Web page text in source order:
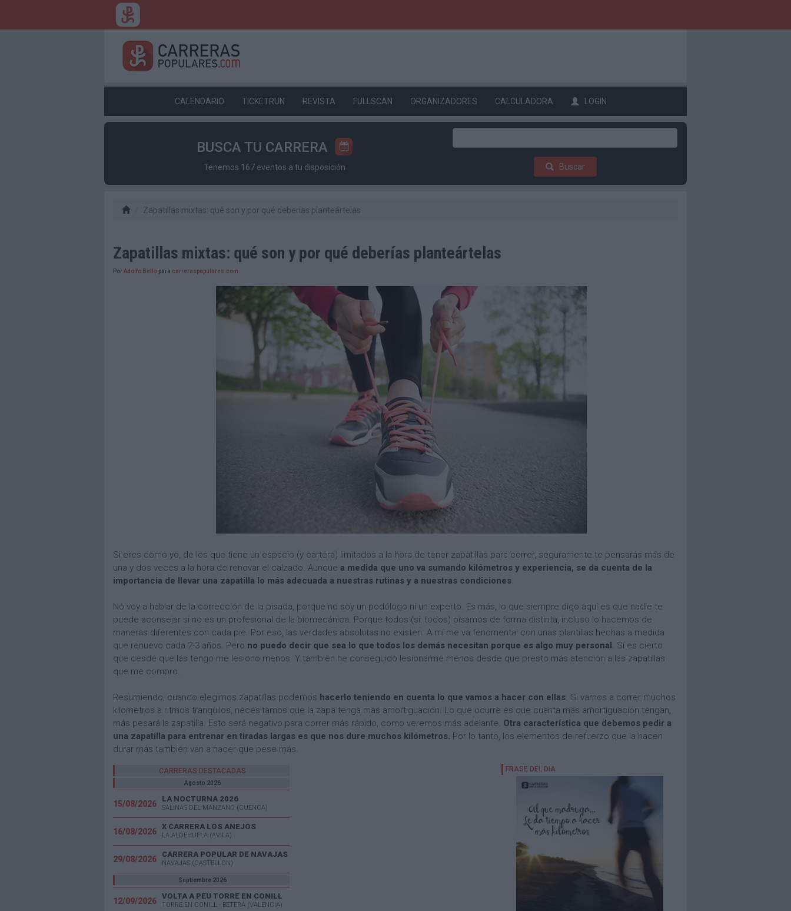
CALENDARIO TICKETRUN REVISTA FULLSCAN ORGANIZADORES CALCULADORA LOGIN
BUSCA TU CARRERA
Tenemos 167 eventos a tu disposición Buscar
Zapatillas mixtas: qué son y por qué deberías planteártelas
Zapatillas mixtas: qué son y por qué deberías planteártelas
PorAdolfo Bello para carreraspopulares.com
Si eres como yo, de los que tiene un espacio (y cartera) limitados a la hora de tener zapatillas para correr, seguramente te pensarás más de
una y dos veces a la hora de renovar el calzado. Aunque a medida que uno va sumando kilómetros y experiencia, se da cuenta de la
importancia de llevar una zapatilla lo más adecuada a nuestras rutinas y a nuestras condiciones.
No voy a hablar de la corrección de la pisada, porque no soy un podólogo ni un experto. Es más, lo que siempre digo aquí es que nadie te
puede aconsejar si no es un profesional de la biomecánica. Porque todos (sí: todos) pisamos de forma distinta, incluso lo hacemos de
maneras diferentes con cada pie. Por eso, las verdades absolutas no existen. A mí me va fenomental con unas plantillas hechas a medida
que renuevo cada 2-3 años. Pero no puedo decir que sea lo que todos los demás necesitan porque es algo muy personal. Sí es cierto
que desde que las tengo me lesiono menos. Y también he conseguido lesionarme menos desde que presto más atención a las zapatillas
que me compro.
Resumiendo, cuando elegimos zapatillas podemos hacerlo teniendo en cuenta lo que vamos a hacer con ellas. Si vamos a correr muchos
kilómetros a ritmos tranquilos, necesitamos que la zapa tenga más amortiguación. Lo que ocurre es que cuanta más amortiguación tengan,
más pesará la zapatilla. Esto será negativo para correr más rápido, como veremos más adelante. Otra característica que debemos pedir a
una zapatilla para entrenar en tiradas largas es que nos dure muchos kilómetros. Por lo tanto, los elementos de refuerzo que la hacen
durar más también van a hacer que pese más.
CARRERAS DESTACADAS
Agosto 2026
15/08/2026
LA NOCTURNA 2026
SALINAS DEL MANZANO (CUENCA)
16/08/2026
X CARRERA LOS ANEJOS
LA ALDEHUELA (AVILA)
29/08/2026
CARRERA POPULAR DE NAVAJAS
NAVAJAS (CASTELLÓN)
Septiembre 2026
12/09/2026
VOLTA A PEU TORRE EN CONILL
TORRE EN CONILL - BETERA (VALENCIA)